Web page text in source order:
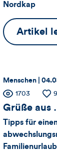
Views,
Likes
und
dieses
Nordkap
Artikel
Thema:
Menschen |
Zähler
für
Views,
Anzahl
der
1703 9
Grüße aus
Tipps für